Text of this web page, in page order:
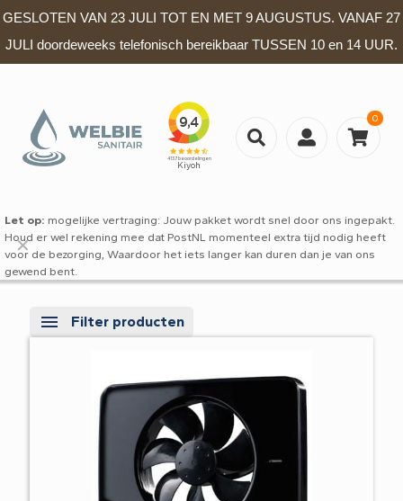
GESLOTEN VAN 23 JULI TOT EN MET 9 AUGUSTUS. VANAF 27
JULI doordeweeks telefonisch bereikbaar TUSSEN 10 en 14 UUR.
0
Let op: mogelijke vertraging: Jouw pakket wordt snel door ons ingepakt.
Houd er wel rekening mee dat PostNL momenteel extra tijd nodig heeft
voor de bezorging, Waardoor het iets langer kan duren dan je van ons
gewend bent.
✕
Filter producten